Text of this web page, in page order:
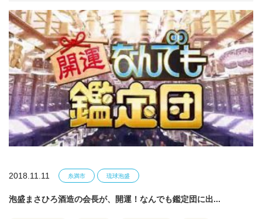
2018.11.11 糸満市 琉球泡盛
泡盛まさひろ酒造の会長が、開運！なんでも鑑定団に出...